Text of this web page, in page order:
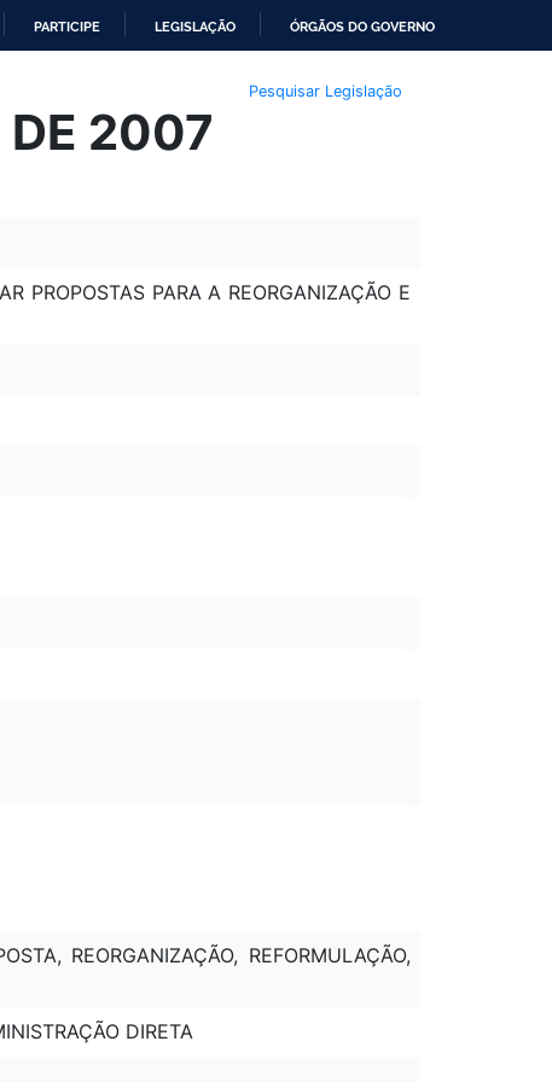
PARTICIPE LEGISLAÇÃO ÓRGÃOS DO GOVERNO
Pesquisar Legislação
DE 2007
PROPOSTAS PARA A REORGANIZAÇÃO E
REORGANIZAÇÃO, REFORMULAÇÃO,
DIRETA